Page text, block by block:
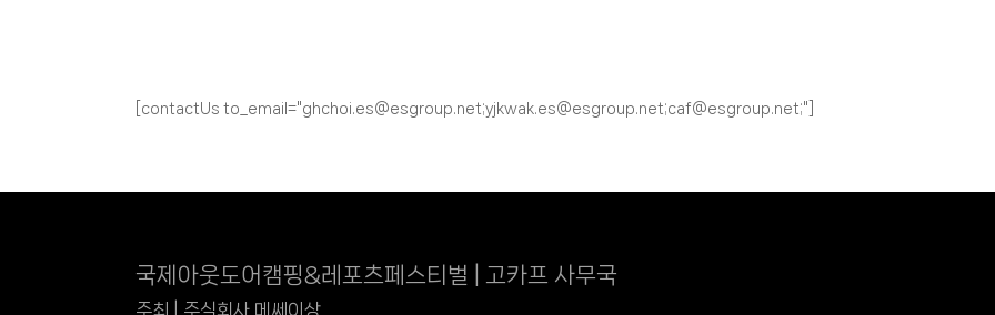
[contactUs to_email="ghchoi.es@esgroup.net;yjkwak.es@esgroup.net;caf@esgroup.net;"]
국제아웃도어캠핑&레포츠페스티벌 | 고카프 사무국
주최 | 주식회사 메쎄이상